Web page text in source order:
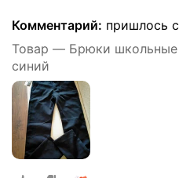
Комментарий: пришлось
Товар — Брюки школьные
синий